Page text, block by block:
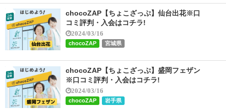
chocoZAP【ちょこざっぷ】仙台出花※口
コミ評判・入会はコチラ!
2024/03/16
chocoZAP 宮城県
chocoZAP【ちょこざっぷ】盛岡フェザン
※口コミ評判・入会はコチラ!
2024/03/16
chocoZAP 岩手県